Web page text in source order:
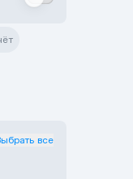
все